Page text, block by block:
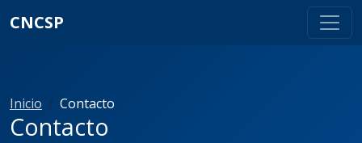
CNCSP
Inicio Contacto
Contacto